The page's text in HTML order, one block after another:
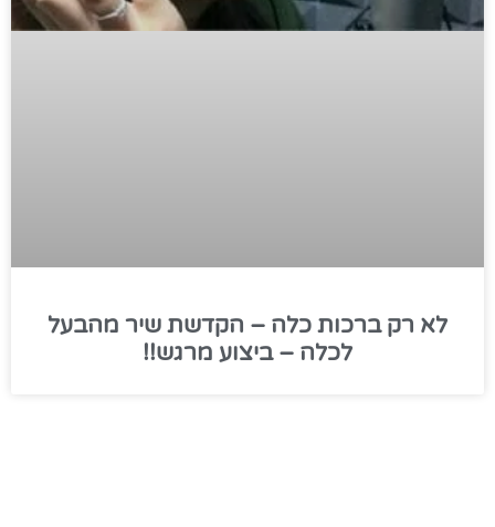
לא רק ברכות כלה – הקדשת שיר מהבעל
לכלה – ביצוע מרגש!!